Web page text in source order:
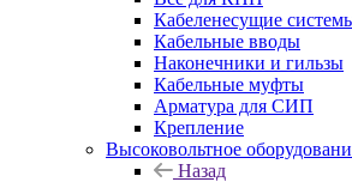
Кабеленесущие
Кабельные вводы
Наконечники и гильзы
Кабельные муфты
Арматура для СИП
Крепление
Высоковольтное
Назад